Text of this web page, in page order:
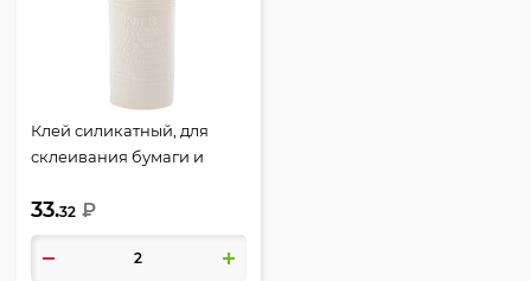
Клей силикатный, для
склеивания бумаги и
морозоустойчивость,
Экспоприбор, 11-85Т-23/11-
85Т-11
33.32 ₽